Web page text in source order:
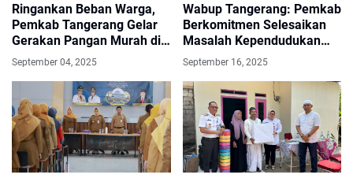
Ringankan Beban Warga,
Pemkab Tangerang Gelar
Gerakan Pangan Murah di
Tigaraksa
September 04, 2025
Wabup Tangerang: Pemkab
Berkomitmen Selesaikan
Masalah Kependudukan
dan Pembangunan
Keluarga
September 16, 2025